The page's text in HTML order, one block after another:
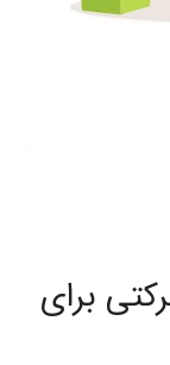
برای